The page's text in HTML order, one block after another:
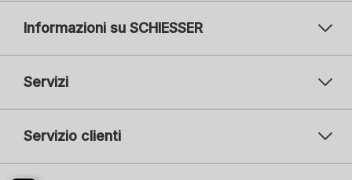
Informazioni su SCHIESSER
Servizi
Servizio clienti